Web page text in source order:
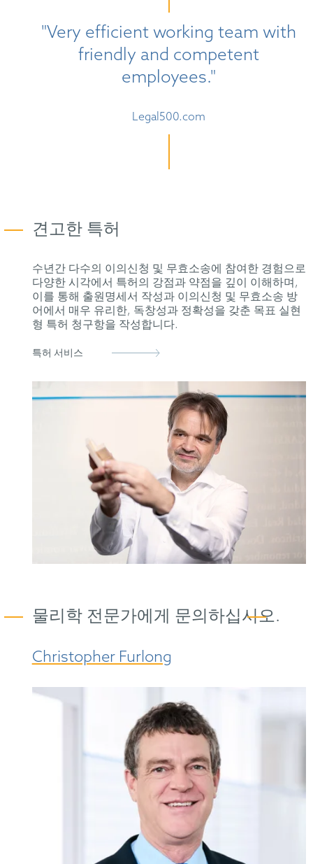
"Very efficient working team with
friendly and competent
employees."
Legal500.com
견고한 특허
수년간 다수의 이의신청 및 무효소송에 참여한 경험으로
다양한 시각에서 특허의 강점과 약점을 깊이 이해하며,
이를 통해 출원명세서 작성과 이의신청 및 무효소송 방
어에서 매우 유리한, 독창성과 정확성을 갖춘 목표 실현
형 특허 청구항을 작성합니다.
특허 서비스
물리학 전문가에게 문의하십시오.
Christopher Furlong